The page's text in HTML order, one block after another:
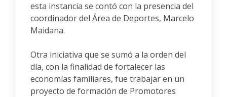
esta instancia se contó con la presencia del
coordinador del Área de Deportes, Marcelo
Maidana.
Otra iniciativa que se sumó a la orden del
día, con la finalidad de fortalecer las
economías familiares, fue trabajar en un
proyecto de formación de Promotores